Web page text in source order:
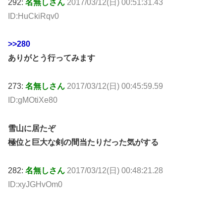
292: 名無しさん 2017/03/12(日) 00:51:31.43
ID:HuCkiRqv0
>>280
ありがとう行ってみます
273: 名無しさん 2017/03/12(日) 00:45:59.59
ID:gMOtiXe80
雪山に居たぞ
極位と巨大な剣の間当たりだった気がする
282: 名無しさん 2017/03/12(日) 00:48:21.28
ID:xyJGHvOm0